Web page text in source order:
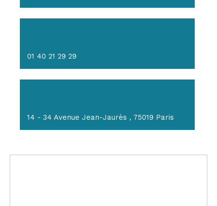
01 40 21 29 29
14 - 34 Avenue Jean-Jaurès , 75019 Paris